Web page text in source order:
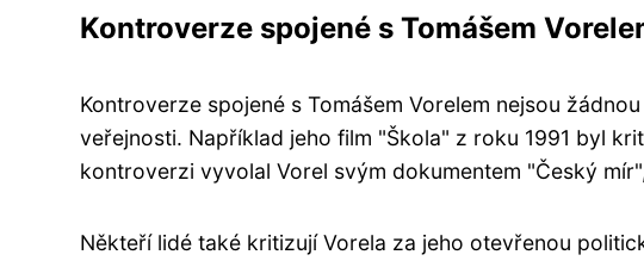
Kontroverze spojené s Tomášem
Kontroverze spojené s Tomášem Vorelem nejsou
veřejnosti. Například jeho film "Škola" z roku 1991 byl
kontroverzi vyvolal Vorel svým dokumentem "Český
Někteří lidé také kritizují Vorela za jeho otevřenou